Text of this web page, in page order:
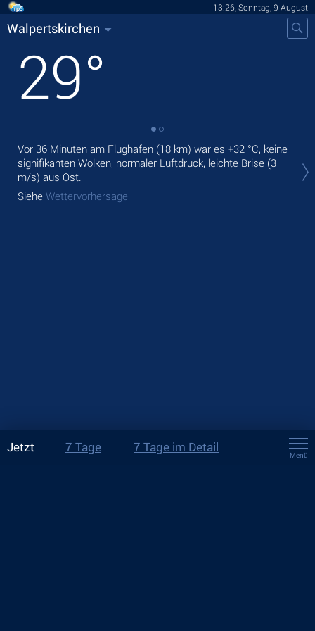
13:26, Sonntag, 9 August
Walpertskirchen
29°
Vor 36 Minuten am Flughafen (18 km) war es +32 °C, keine
signifikanten Wolken, normaler Luftdruck, leichte Brise (3
m/s) aus Ost.
Siehe Wettervorhersage
Jetzt 7 Tage 7 Tage im Detail
Menü